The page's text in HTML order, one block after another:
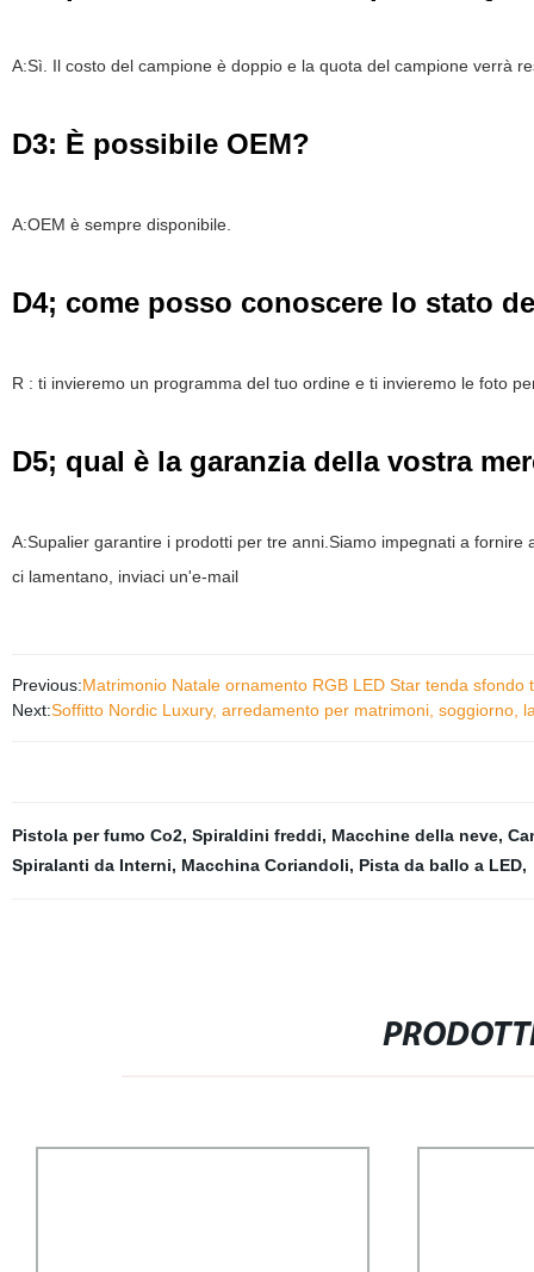
A:Sì. Il costo del campione è doppio e la quota del campione verrà
D3: È possibile OEM?
A:OEM è sempre disponibile.
D4; come posso conoscere lo stato
R : ti invieremo un programma del tuo ordine e ti invieremo le foto
D5; qual è la garanzia della vostra
A:Supalier garantire i prodotti per tre anni.Siamo impegnati a
ci lamentano, inviaci un'e-mail
Previous:Matrimonio Natale ornamento RGB LED Star tenda sfondo
Next:Soffitto Nordic Luxury, arredamento per matrimoni, soggiorno,
Pistola per fumo Co2, Spiraldini freddi, Macchine della neve,
Spiralanti da Interni, Macchina Coriandoli, Pista da ballo a LED,